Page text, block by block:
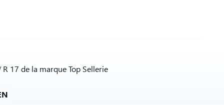
17 de la marque Top Sellerie